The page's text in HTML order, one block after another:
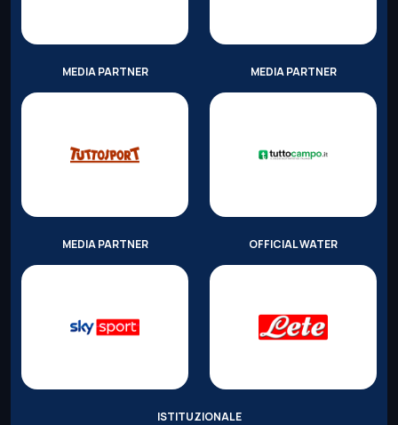
MEDIA PARTNER MEDIA PARTNER
MEDIA PARTNER OFFICIAL WATER
ISTITUZIONALE